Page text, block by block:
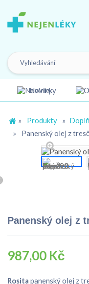
Novinky
» Produkty »
»
Panenský olej z
Panenský olej z
987,00 Kč
Rosita panenský olej z